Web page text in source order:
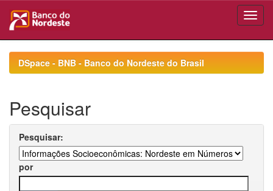
navigationDSpace - BNB - Banco do Nordeste do Brasil
Pesquisar
Pesquisar:
por